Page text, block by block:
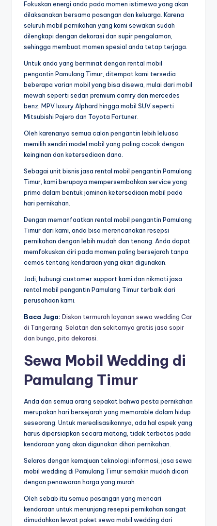
Fokuskan energi anda pada momen istimewa yang akan
dilaksanakan bersama pasangan dan keluarga. Karena
seluruh mobil pernikahan yang kami sewakan sudah
dilengkapi dengan dekorasi dan supir pengalaman,
sehingga membuat momen spesial anda tetap terjaga.
Untuk anda yang berminat dengan rental mobil
pengantin Pamulang Timur, ditempat kami tersedia
beberapa varian mobil yang bisa disewa, mulai dari mobil
mewah seperti sedan premium camry dan mercedes
benz, MPV luxury Alphard hingga mobil SUV seperti
Mitsubishi Pajero dan Toyota Fortuner.
Oleh karenanya semua calon pengantin lebih leluasa
memilih sendiri model mobil yang paling cocok dengan
keinginan dan ketersediaan dana.
Sebagai unit bisnis jasa rental mobil pengantin Pamulang
Timur, kami berupaya mempersembahkan service yang
prima dalam bentuk jaminan ketersediaan mobil pada
hari pernikahan.
Dengan memanfaatkan rental mobil pengantin Pamulang
Timur dari kami, anda bisa merencanakan resepsi
pernikahan dengan lebih mudah dan tenang. Anda dapat
memfokuskan diri pada momen paling bersejarah tanpa
cemas tentang kendaraan yang akan digunakan.
Jadi, hubungi customer support kami dan nikmati jasa
rental mobil pengantin Pamulang Timur terbaik dari
perusahaan kami.
Baca Juga: Diskon termurah layanan sewa wedding Car
di Tangerang Selatan dan sekitarnya gratis jasa sopir
dan bunga, pita dekorasi.
Sewa Mobil Wedding di
Pamulang Timur
Anda dan semua orang sepakat bahwa pesta pernikahan
merupakan hari bersejarah yang memorable dalam hidup
seseorang. Untuk merealisasikannya, ada hal aspek yang
harus dipersiapkan secara matang, tidak terbatas pada
kendaraan yang akan digunakan dihari pernikahan.
Selaras dengan kemajuan teknologi informasi, jasa sewa
mobil wedding di Pamulang Timur semakin mudah dicari
dengan penawaran harga yang murah.
Oleh sebab itu semua pasangan yang mencari
kendaraan untuk menunjang resepsi pernikahan sangat
dimudahkan lewat paket sewa mobil wedding dari